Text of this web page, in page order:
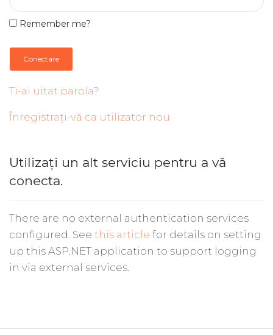
Remember me?
Conectare
Ti-ai uitat parola?
Înregistrați-vă ca utilizator nou
Utilizați un alt serviciu pentru a vă
conecta.
There are no external authentication services
configured. See this article for details on setting
up this ASP.NET application to support logging
in via external services.